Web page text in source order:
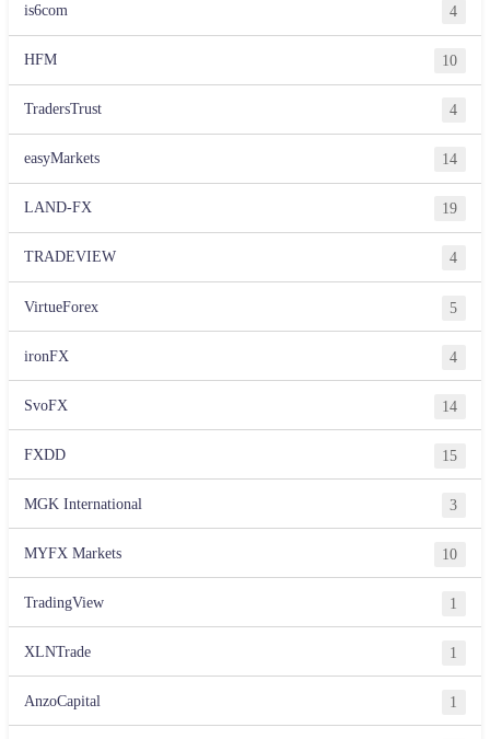
is6com 4
HFM 10
TradersTrust 4
easyMarkets 14
LAND-FX 19
TRADEVIEW 4
VirtueForex 5
ironFX 4
SvoFX 14
FXDD 15
MGK International 3
MYFX Markets 10
TradingView 1
XLNTrade 1
AnzoCapital 1